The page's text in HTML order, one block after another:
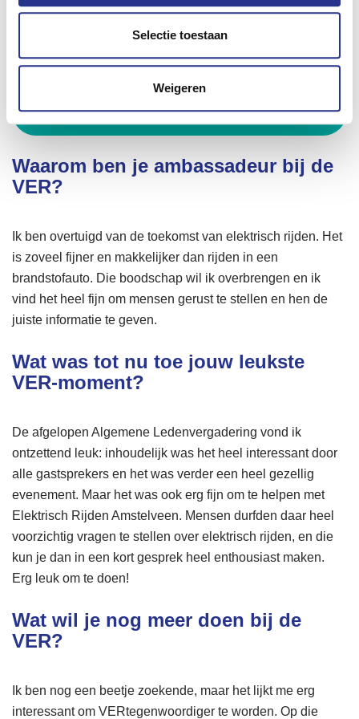
Selectie toestaan
Weigeren
Het gaat dus om twee wereldrecords. Voor de Tesla
Parade hebben we minstens 150 Tesla's nodig.
Voor de andere poging een stuk meer: dan moeten
Waarom ben je ambassadeur bij de
VER?
Ik ben overtuigd van de toekomst van elektrisch rijden. Het
is zoveel fijner en makkelijker dan rijden in een
brandstofauto. Die boodschap wil ik overbrengen en ik
vind het heel fijn om mensen gerust te stellen en hen de
juiste informatie te geven.
Wat was tot nu toe jouw leukste
VER-moment?
De afgelopen Algemene Ledenvergadering vond ik
ontzettend leuk: inhoudelijk was het heel interessant door
alle gastsprekers en het was verder een heel gezellig
evenement. Maar het was ook erg fijn om te helpen met
Elektrisch Rijden Amstelveen. Mensen durfden daar heel
voorzichtig vragen te stellen over elektrisch rijden, en die
kun je dan in een kort gesprek heel enthousiast maken.
Erg leuk om te doen!
Wat wil je nog meer doen bij de
VER?
Ik ben nog een beetje zoekende, maar het lijkt me erg
interessant om VERtegenwoordiger te worden. Op die